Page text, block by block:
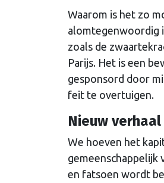
Waarom is het zo
alomtegenwoordig
zoals de
Parijs. Het is een
gesponsord door
feit te overtuigen.
Nieuw verhaal
We hoeven het
gemeenschappelijk
en fatsoen wordt